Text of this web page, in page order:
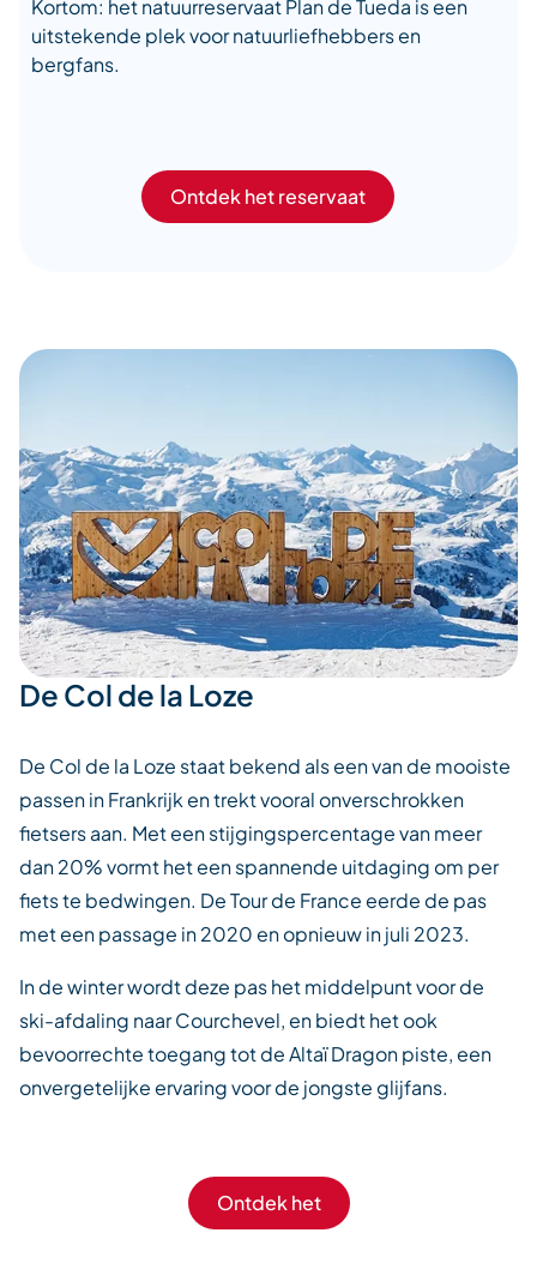
Kortom: het natuurreservaat Plan de Tueda is een
uitstekende plek voor natuurliefhebbers en
bergfans.
Ontdek het reservaat
De Col de la Loze
De Col de la Loze staat bekend als een van de mooiste
passen in Frankrijk en trekt vooral onverschrokken
fietsers aan. Met een stijgingspercentage van meer
dan 20% vormt het een spannende uitdaging om per
fiets te bedwingen. De Tour de France eerde de pas
met een passage in 2020 en opnieuw in juli 2023.
In de winter wordt deze pas het middelpunt voor de
ski-afdaling naar Courchevel, en biedt het ook
bevoorrechte toegang tot de Altaï Dragon piste, een
onvergetelijke ervaring voor de jongste glijfans.
Ontdek het